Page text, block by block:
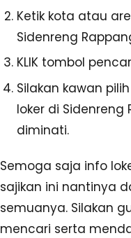
Ketik kota atau
Sidenreng
KLIK tombol
Silakan kawan
loker di
diminati.
Semoga saja info
sajikan ini nantinya
semuanya. Silakan
mencari serta